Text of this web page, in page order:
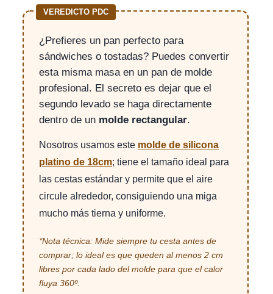
VEREDICTO PDC
¿Prefieres un pan perfecto para
sándwiches o tostadas? Puedes convertir
esta misma masa en un pan de molde
profesional. El secreto es dejar que el
segundo levado se haga directamente
dentro de un molde rectangular.
Nosotros usamos este molde de silicona
platino de 18cm; tiene el tamaño ideal para
las cestas estándar y permite que el aire
circule alrededor, consiguiendo una miga
mucho más tierna y uniforme.
*Nota técnica: Mide siempre tu cesta antes de
comprar; lo ideal es que queden al menos 2 cm
libres por cada lado del molde para que el calor
fluya 360º.